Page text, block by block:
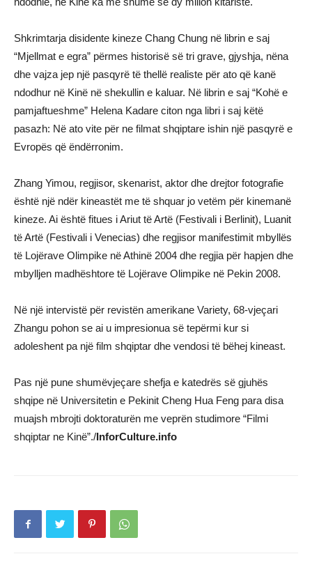
Shkrimtarja disidente kineze Chang Chung në librin e saj
“Mjellmat e egra” përmes historisë së tri grave, gjyshja, nëna
dhe vajza jep një pasqyrë të thellë realiste për ato që kanë
ndodhur në Kinë në shekullin e kaluar. Në librin e saj “Kohë e
pamjaftueshme” Helena Kadare citon nga libri i saj këtë
pasazh: Në ato vite për ne filmat shqiptare ishin një pasqyrë e
Evropës që ëndërronim.
Zhang Yimou, regjisor, skenarist, aktor dhe drejtor fotografie
është një ndër kineastët me të shquar jo vetëm për kinemanë
kineze. Ai është fitues i Ariut të Artë (Festivali i Berlinit), Luanit
të Artë (Festivali i Venecias) dhe regjisor manifestimit mbyllës
të Lojërave Olimpike në Athinë 2004 dhe regjia për hapjen dhe
mbylljen madhështore të Lojërave Olimpike në Pekin 2008.
Në një intervistë për revistën amerikane Variety, 68-vjeçari
Zhangu pohon se ai u impresionua së tepërmi kur si
adoleshent pa një film shqiptar dhe vendosi të bëhej kineast.
Pas një pune shumëvjeçare shefja e katedrës së gjuhës
shqipe në Universitetin e Pekinit Cheng Hua Feng para disa
muajsh mbrojti doktoraturën me veprën studimore “Filmi
shqiptar ne Kinë”./InforCulture.info